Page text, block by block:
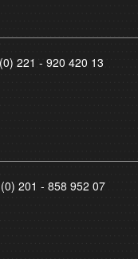
221 - 920 420 13
201 - 858 952 07